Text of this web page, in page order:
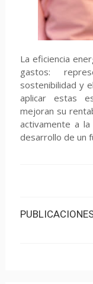
La eficiencia
gastos:
sostenibilidad y
aplicar estas
mejoran su
activamente a
desarrollo de un